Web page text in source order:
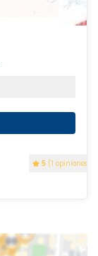
5 (1 opiniones)